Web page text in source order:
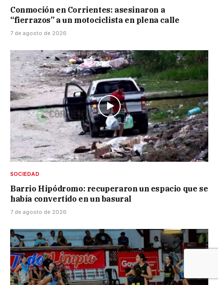
Conmoción en Corrientes: asesinaron a
“fierrazos” a un motociclista en plena calle
7 de agosto de 2026
SOCIEDAD
Barrio Hipódromo: recuperaron un espacio que se
había convertido en un basural
7 de agosto de 2026